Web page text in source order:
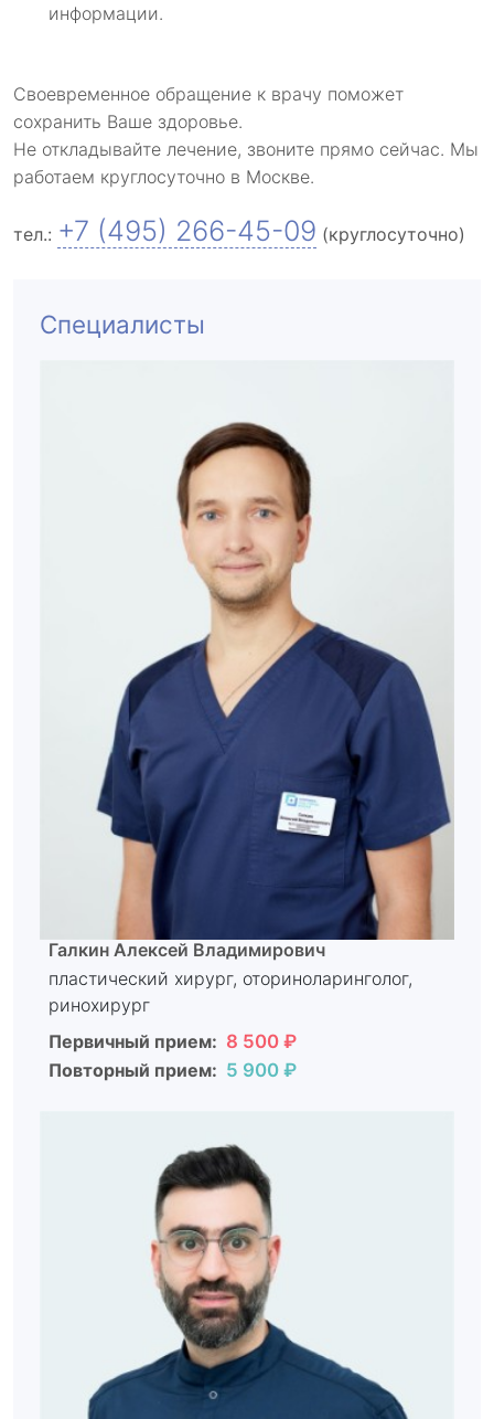
информации.
Своевременное обращение к врачу поможет
сохранить Ваше здоровье.
Не откладывайте лечение, звоните прямо сейчас. Мы
работаем круглосуточно в Москве.
тел.: +7 (495) 266-45-09 (круглосуточно)
Специалисты
Галкин Алексей Владимирович
пластический хирург, оториноларинголог,
ринохирург
Первичный прием: 8 500 ₽
Повторный прием: 5 900 ₽